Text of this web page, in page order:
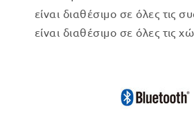
είναι διαθέσιμο σε όλες τις
είναι διαθέσιμο σε όλες τις